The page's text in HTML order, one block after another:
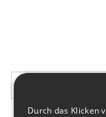
Durch das Klicken